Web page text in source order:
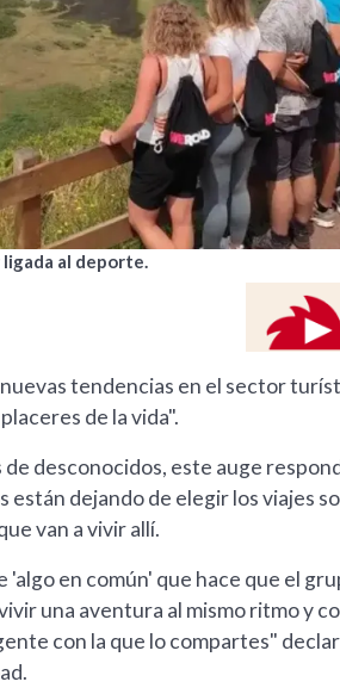
al deporte.
tendencias en el sector
de la vida".
desconocidos, este auge
están dejando de elegir los viajes
van a vivir allí.
en común' que hace que el
una aventura al mismo ritmo y
con la que lo compartes"